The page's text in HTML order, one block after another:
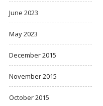
June 2023
May 2023
December 2015
November 2015
October 2015